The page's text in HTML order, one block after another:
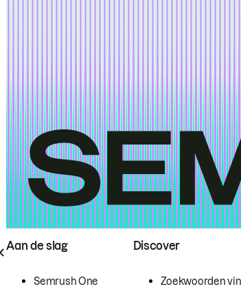
Aan de slag
Semrush One
Discover
Zoekwoorden